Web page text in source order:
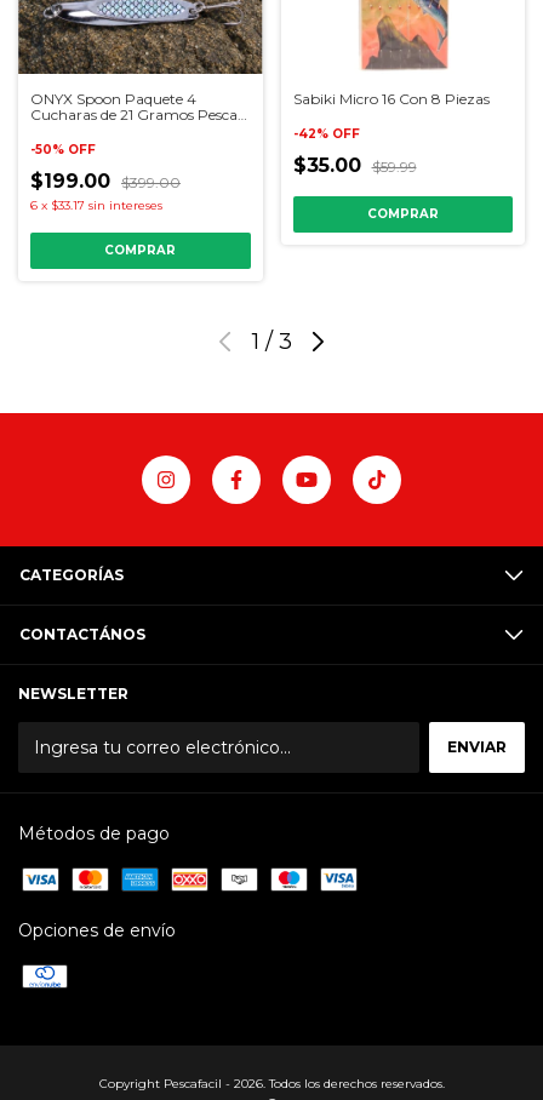
ONYX Spoon Paquete 4
Cucharas de 21 Gramos Pesca
-50% OFF
$199.00 $399.00
6 x $33.17 sin intereses
Sabiki Micro 16 Con 8 Piezas
-42% OFF
$35.00 $59.99
COMPRAR
1 / 3
CATEGORÍAS
CONTACTÁNOS
NEWSLETTER
Métodos de pago
Opciones de envío
Copyright Pescafacil - 2026. Todos los derechos reservados.